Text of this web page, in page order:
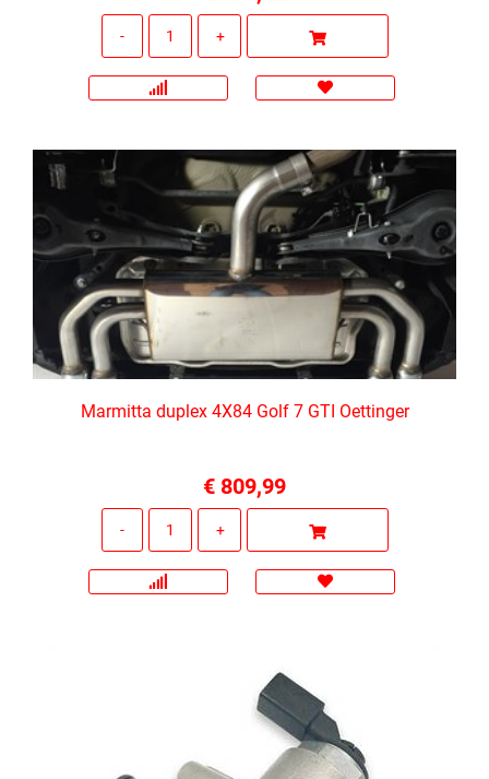
Marmitta duplex 4X84 Golf 7 GTI Oettinger
€ 809,99